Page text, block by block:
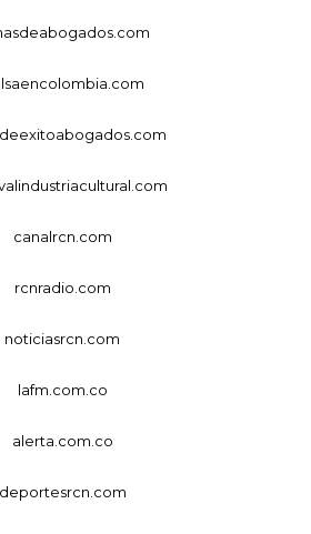
canalrcn.com
rcnradio.com
noticiasrcn.com
lafm.com.co
alerta.com.co
deportesrcn.com